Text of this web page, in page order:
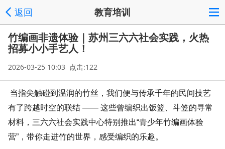
返回 教育培训
竹编画非遗体验｜苏州三六六社会实践，火热
招募小小手艺人！
2026-03-25 10:03 点击:122
当指尖触碰到温润的竹丝，我们便与传承千年的民间技艺
有了跨越时空的联结 —— 这些曾编织出饭篮、斗笠的寻常
材料，三六六社会实践中心特别推出“青少年竹编画体验
营”，带你走进竹的世界，感受编织的乐趣。